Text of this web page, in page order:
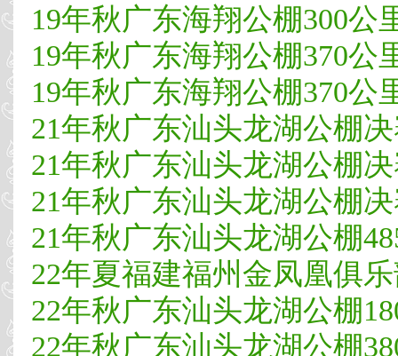
19年秋广东海翔公棚300公
19年秋广东海翔公棚370公
19年秋广东海翔公棚370公
21年秋广东汕头龙湖公棚
21年秋广东汕头龙湖公棚
21年秋广东汕头龙湖公棚
21年秋广东汕头龙湖公棚
22年夏福建福州金凤凰俱
22年秋广东汕头龙湖公棚
22年秋广东汕头龙湖公棚